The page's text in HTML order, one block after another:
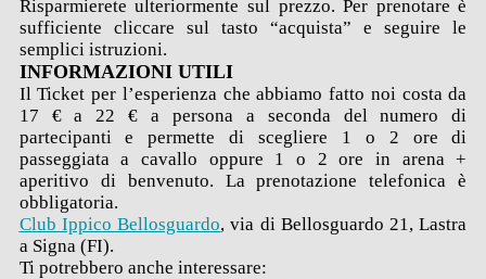
Risparmierete ulteriormente sul prezzo. Per prenotare è
sufficiente cliccare sul tasto “acquista” e seguire le
semplici istruzioni.
INFORMAZIONI UTILI
Il Ticket per l’esperienza che abbiamo fatto noi costa da
17 € a 22 € a persona a seconda del numero di
partecipanti e permette di scegliere 1 o 2 ore di
passeggiata a cavallo oppure 1 o 2 ore in arena +
aperitivo di benvenuto. La prenotazione telefonica è
obbligatoria.
Club Ippico Bellosguardo, via di Bellosguardo 21, Lastra
a Signa (FI).
Ti potrebbero anche interessare: